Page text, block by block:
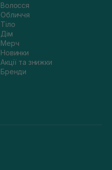
Волосся
Обличчя
Тіло
Дім
Мерч
Новинки
Акції та знижки
Бренди